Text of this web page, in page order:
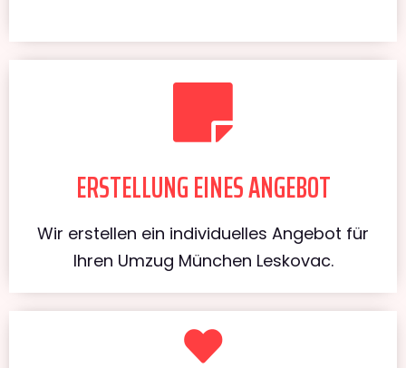
ERSTELLUNG EINES ANGEBOT
Wir erstellen ein individuelles Angebot für
Ihren Umzug München Leskovac.